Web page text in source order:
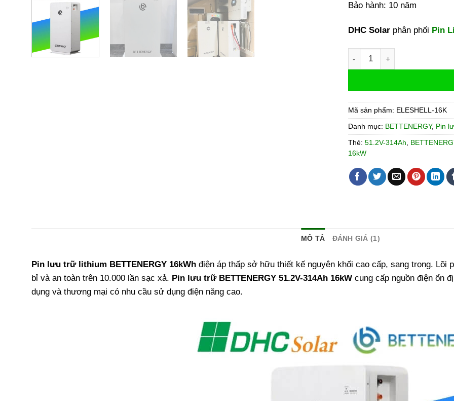
Bảo hành: 10 năm
DHC Solar phân phối Pin
Pin lưu trữ 16kWh | Pin
Mã sản phẩm: ELESHELL-16K
Danh mục: BETTENERGY, Pin
Thẻ: 51.2V-314Ah
16kW
MÔ TẢ ĐÁNH GIÁ (1)
Pin lưu trữ lithium BETTENERGY 16kWh điện áp thấp sở hữu thiết kế nguyên khối cao cấp, sang trọng. Lõi
bỉ và an toàn trên 10.000 lần sạc xả. Pin lưu trữ BETTENERGY 51.2V-314Ah 16kW cung cấp nguồn điện ổn
dụng và thương mại có nhu cầu sử dụng điện năng cao.